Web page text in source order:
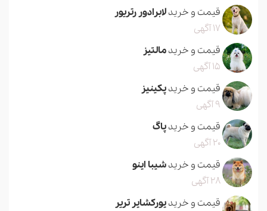
قیمت و خریدلابرادور رتریور
17 آگهی
قیمت و خریدمالتیز
15 آگهی
قیمت و خریدپکینیز
9 آگهی
قیمت و خریدپاگ
20 آگهی
قیمت و خریدشیبا اینو
28 آگهی
قیمت و خریدیورکشایر تریر